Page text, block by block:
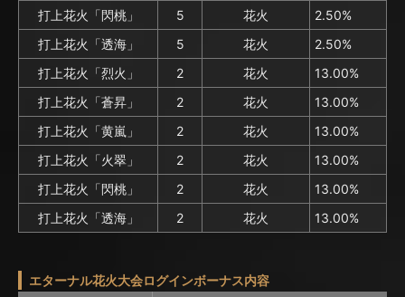
打上花火「閃桃」
5 花火
2.50%
打上花火「透海」
5 花火
2.50%
打上花火「烈火」
2 花火
13.00%
打上花火「蒼昇」
2 花火
13.00%
打上花火「黄嵐」
2 花火
13.00%
打上花火「火翠」
2 花火
13.00%
打上花火「閃桃」
2 花火
13.00%
打上花火「透海」
2 花火 13.00%
エターナル花火大会ログインボーナス内容